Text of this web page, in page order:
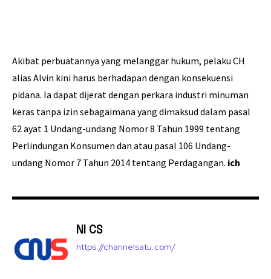
Akibat perbuatannya yang melanggar hukum, pelaku CH
alias Alvin kini harus berhadapan dengan konsekuensi
pidana. Ia dapat dijerat dengan perkara industri minuman
keras tanpa izin sebagaimana yang dimaksud dalam pasal
62 ayat 1 Undang-undang Nomor 8 Tahun 1999 tentang
Perlindungan Konsumen dan atau pasal 106 Undang-
undang Nomor 7 Tahun 2014 tentang Perdagangan. ich
NI CS
https://channelsatu.com/